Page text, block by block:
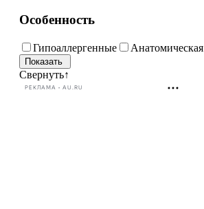
Особенность
Гипоаллергенные Анатомическая
Свернуть↑
РЕКЛАМА • AU.RU